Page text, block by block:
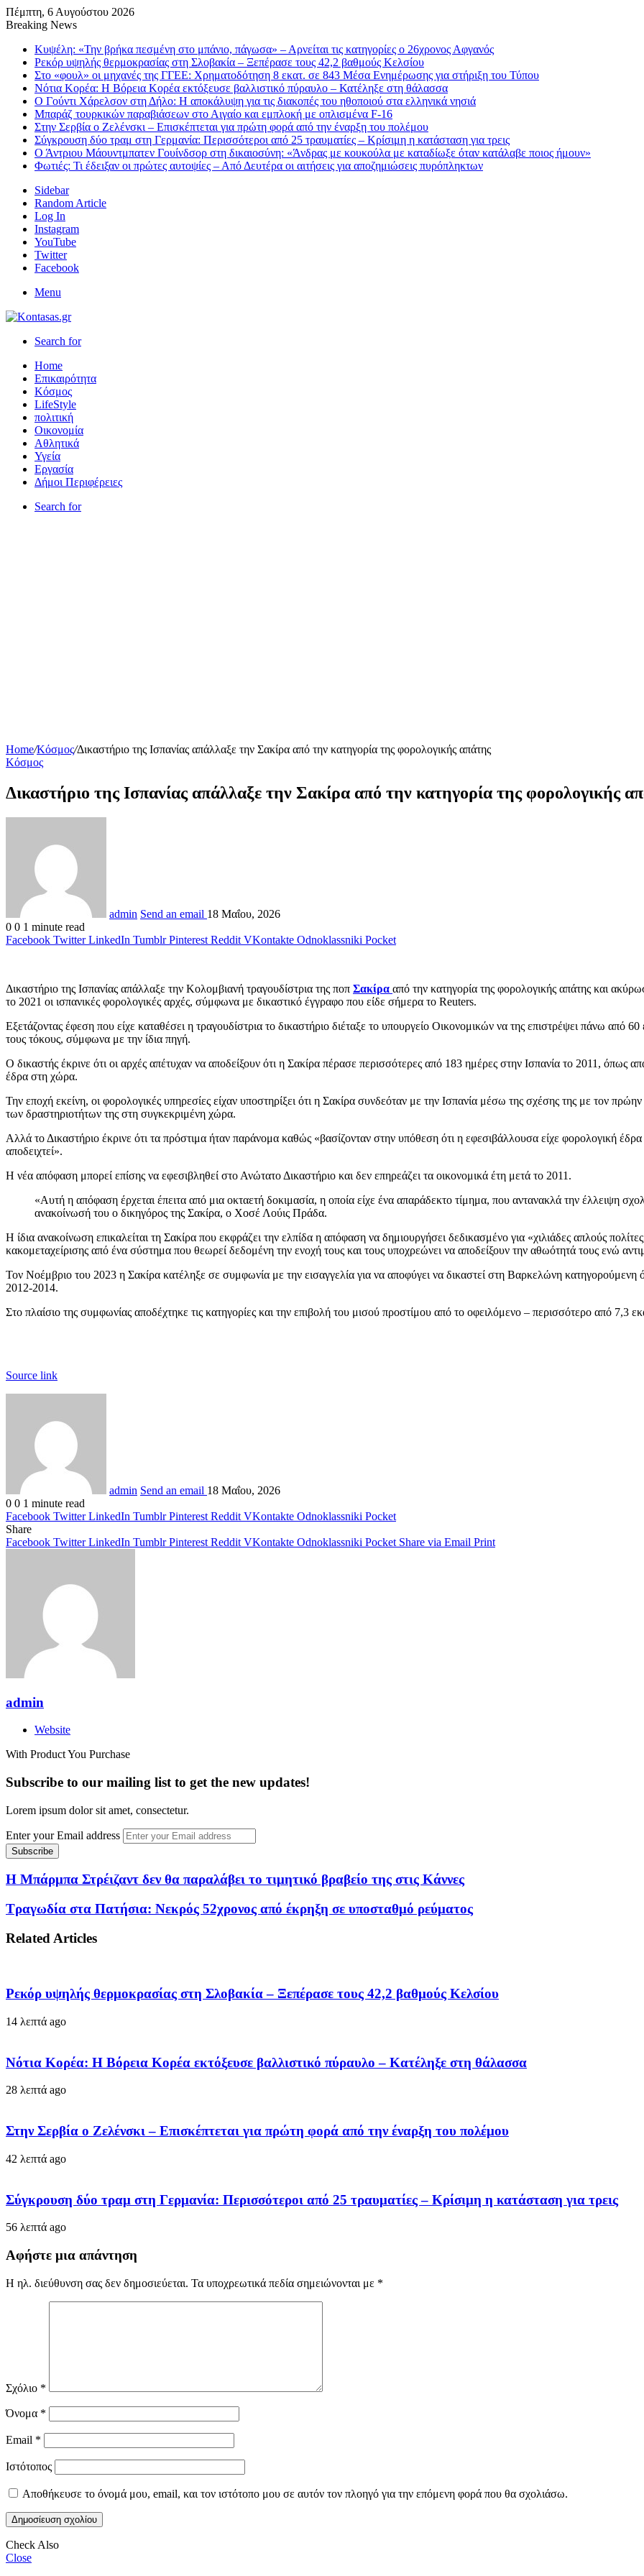
Πέμπτη, 6 Αυγούστου 2026
Breaking News
Κυψέλη: «Την βρήκα πεσμένη στο μπάνιο, πάγωσα» – Αρνείται τις κατηγορίες ο 26χρονος Αφγανός
Ρεκόρ υψηλής θερμοκρασίας στη Σλοβακία – Ξεπέρασε τους 42,2 βαθμούς Κελσίου
Στο «φουλ» οι μηχανές της ΓΓΕΕ: Χρηματοδότηση 8 εκατ. σε 843 Μέσα Ενημέρωσης για στήριξη του Τύπου
Νότια Κορέα: Η Βόρεια Κορέα εκτόξευσε βαλλιστικό πύραυλο – Κατέληξε στη θάλασσα
Ο Γούντι Χάρελσον στη Δήλο: Η αποκάλυψη για τις διακοπές του ηθοποιού στα ελληνικά νησιά
Μπαράζ τουρκικών παραβιάσεων στο Αιγαίο και εμπλοκή με οπλισμένα F-16
Στην Σερβία ο Ζελένσκι – Επισκέπτεται για πρώτη φορά από την έναρξη του πολέμου
Σύγκρουση δύο τραμ στη Γερμανία: Περισσότεροι από 25 τραυματίες – Κρίσιμη η κατάσταση για τρεις
Ο Άντριου Μάουντμπατεν Γουίνδσορ στη δικαιοσύνη: «Άνδρας με κουκούλα με καταδίωξε όταν κατάλαβε ποιος ήμουν»
Φωτιές: Τι έδειξαν οι πρώτες αυτοψίες – Από Δευτέρα οι αιτήσεις για αποζημιώσεις πυρόπληκτων
Sidebar
Random Article
Log In
Instagram
YouTube
Twitter
Facebook
Menu
Search for
Home
Επικαιρότητα
Κόσμος
LifeStyle
πολιτική
Οικονομία
Αθλητικά
Υγεία
Εργασία
Δήμοι Περιφέρειες
Search for
Home/Κόσμος/Δικαστήριο της Ισπανίας απάλλαξε την Σακίρα από την κατηγορία της φορολογικής απάτης
Κόσμος
Δικαστήριο της Ισπανίας απάλλαξε την Σακίρα από την κατηγορία της φορολογικής
admin Send an email 18 Μαΐου, 2026
0 0 1 minute read
Facebook Twitter LinkedIn Tumblr Pinterest Reddit VKontakte Odnoklassniki Pocket
Δικαστήριο της Ισπανίας απάλλαξε την Κολομβιανή τραγουδίστρια της ποπ Σακίρα από την κατηγορία της φορολογικής απάτης και
το 2021 οι ισπανικές φορολογικές αρχές, σύμφωνα με δικαστικό έγγραφο που είδε σήμερα το Reuters.
Εξετάζοντας έφεση που είχε καταθέσει η τραγουδίστρια το δικαστήριο διέταξε το υπουργείο Οικονομικών να της επιστρέψει πάνω από
τους τόκους, σύμφωνα με την ίδια πηγή.
Ο δικαστής έκρινε ότι οι αρχές απέτυχαν να αποδείξουν ότι η Σακίρα πέρασε περισσότερες από 183 ημέρες στην Ισπανία το 2011, όπως
έδρα στη χώρα.
Την εποχή εκείνη, οι φορολογικές υπηρεσίες είχαν υποστηρίξει ότι η Σακίρα συνδεόταν με την Ισπανία μέσω της σχέσης της με τον
των δραστηριοτήτων της στη συγκεκριμένη χώρα.
Αλλά το Δικαστήριο έκρινε ότι τα πρόστιμα ήταν παράνομα καθώς «βασίζονταν στην υπόθεση ότι η εφεσιβάλλουσα είχε φορολογική έδρα
αποδειχτεί».
Η νέα απόφαση μπορεί επίσης να εφεσιβληθεί στο Ανώτατο Δικαστήριο και δεν επηρεάζει τα οικονομικά έτη μετά το 2011.
«Αυτή η απόφαση έρχεται έπειτα από μια οκταετή δοκιμασία, η οποία είχε ένα απαράδεκτο τίμημα, που αντανακλά την έλλειψη
ανακοίνωσή του ο δικηγόρος της Σακίρα, ο Χοσέ Λούις Πράδα.
Η ίδια ανακοίνωση επικαλείται τη Σακίρα που εκφράζει την ελπίδα η απόφαση να δημιουργήσει δεδικασμένο για «χιλιάδες απλούς
κακομεταχείρισης από ένα σύστημα που θεωρεί δεδομένη την ενοχή τους και τους υποχρεώνει να αποδείξουν την αθωότητά τους ενώ
Τον Νοέμβριο του 2023 η Σακίρα κατέληξε σε συμφωνία με την εισαγγελία για να αποφύγει να δικαστεί στη Βαρκελώνη κατηγορούμενη
2012-2014.
Στο πλαίσιο της συμφωνίας αποδέχτηκε τις κατηγορίες και την επιβολή του μισού προστίμου από το οφειλόμενο – περισσότερο από 7,3
Source link
admin Send an email 18 Μαΐου, 2026
0 0 1 minute read
Facebook Twitter LinkedIn Tumblr Pinterest Reddit VKontakte Odnoklassniki Pocket
Share
Facebook Twitter LinkedIn Tumblr Pinterest Reddit VKontakte Odnoklassniki Pocket Share via Email Print
admin
Website
With Product You Purchase
Subscribe to our mailing list to get the new updates!
Lorem ipsum dolor sit amet, consectetur.
Enter your Email address
Η Μπάρμπα Στρέιζαντ δεν θα παραλάβει το τιμητικό βραβείο της στις Κάννες
Τραγωδία στα Πατήσια: Νεκρός 52χρονος από έκρηξη σε υποσταθμό ρεύματος
Related Articles
Ρεκόρ υψηλής θερμοκρασίας στη Σλοβακία – Ξεπέρασε τους 42,2 βαθμούς Κελσίου
14 λεπτά ago
Νότια Κορέα: Η Βόρεια Κορέα εκτόξευσε βαλλιστικό πύραυλο – Κατέληξε στη θάλασσα
28 λεπτά ago
Στην Σερβία ο Ζελένσκι – Επισκέπτεται για πρώτη φορά από την έναρξη του πολέμου
42 λεπτά ago
Σύγκρουση δύο τραμ στη Γερμανία: Περισσότεροι από 25 τραυματίες – Κρίσιμη η κατάσταση για τρεις
56 λεπτά ago
Αφήστε μια απάντηση
Η ηλ. διεύθυνση σας δεν δημοσιεύεται. Τα υποχρεωτικά πεδία σημειώνονται με *
Σχόλιο *
Όνομα *
Email *
Ιστότοπος
Αποθήκευσε το όνομά μου, email, και τον ιστότοπο μου σε αυτόν τον πλοηγό για την επόμενη φορά που θα σχολιάσω.
Check Also
Close